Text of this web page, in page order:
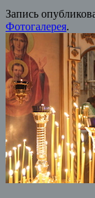
Запись
Фотогалерея.